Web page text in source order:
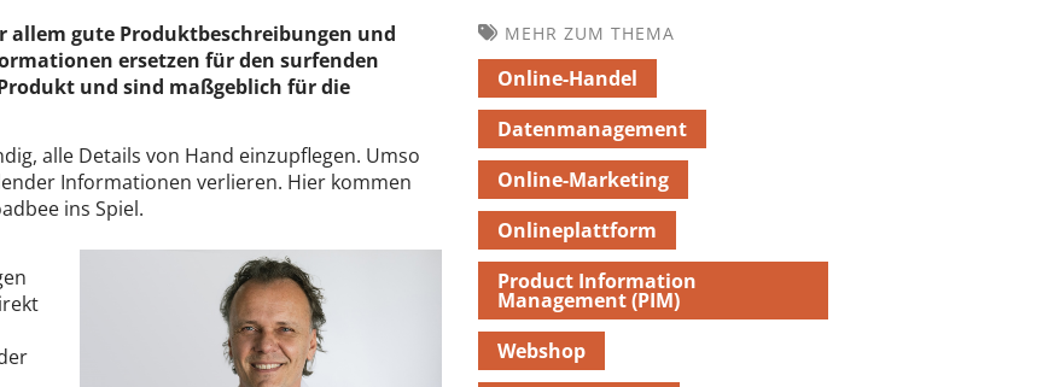
allem gute Produktbeschreibungen und
ersetzen für den surfenden
und sind maßgeblich für die
alle Details von Hand einzupflegen. Umso
Informationen verlieren. Hier kommen
ins Spiel.
MEHR ZUM THEMA
Online-Handel
Datenmanagement
Online-Marketing
Onlineplattform
Product Information
Management (PIM)
Webshop